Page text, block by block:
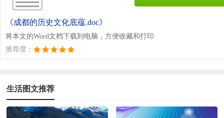
《成都的历史文化底蕴.doc》
将本文的Word文档下载到电脑，方便收藏和打印
推荐度：
生活图文推荐